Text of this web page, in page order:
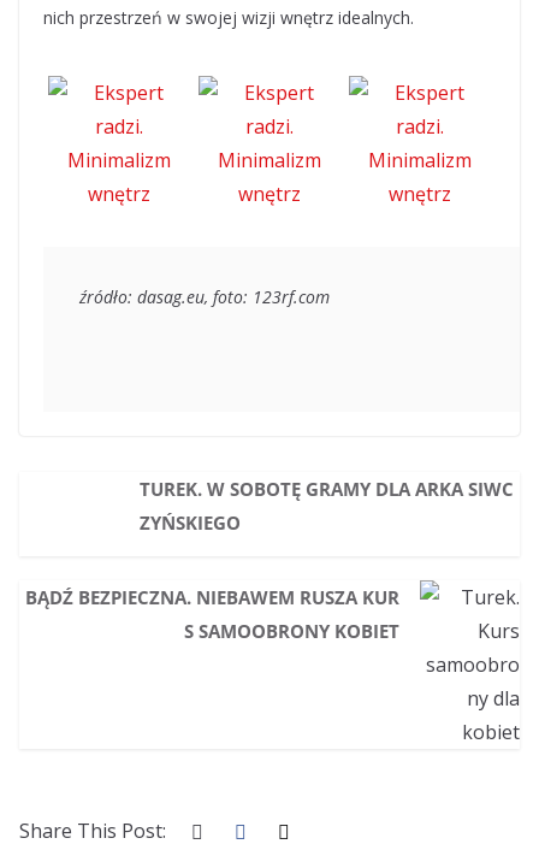
nich przestrzeń w swojej wizji wnętrz idealnych.
źródło: dasag.eu, foto: 123rf.com
TUREK. W SOBOTĘ GRAMY DLA ARKA SIWC
ZYŃSKIEGO
BĄDŹ BEZPIECZNA. NIEBAWEM RUSZA KUR
S SAMOOBRONY KOBIET
Share This Post: